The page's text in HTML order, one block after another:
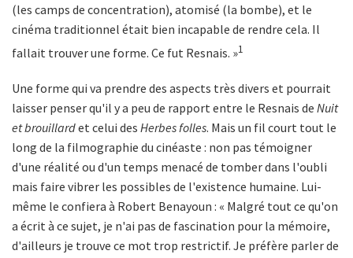
(les camps de concentration), atomisé (la bombe), et le
cinéma traditionnel était bien incapable de rendre cela. Il
fallait trouver une forme. Ce fut Resnais. »1
Une forme qui va prendre des aspects très divers et pourrait
laisser penser qu'il y a peu de rapport entre le Resnais de Nuit
et brouillardet celui des Herbes folles. Mais un fil court tout le
long de la filmographie du cinéaste : non pas témoigner
d'une réalité ou d'un temps menacé de tomber dans l'oubli
mais faire vibrer les possibles de l'existence humaine. Lui-
même le confiera à Robert Benayoun : « Malgré tout ce qu'on
a écrit à ce sujet, je n'ai pas de fascination pour la mémoire,
d'ailleurs je trouve ce mot trop restrictif. Je préfère parler de